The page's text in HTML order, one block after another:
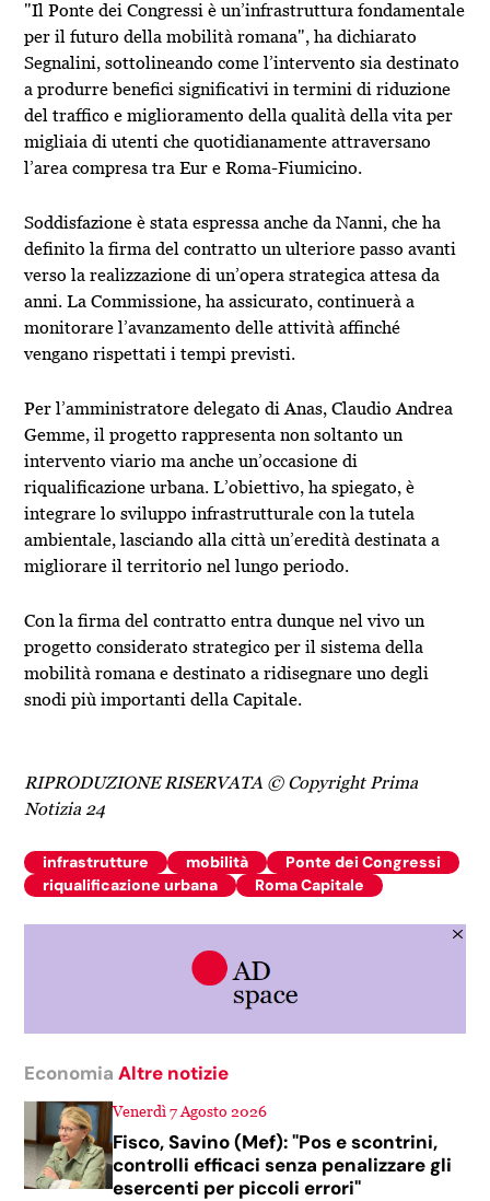
"Il Ponte dei Congressi è un’infrastruttura fondamentale
per il futuro della mobilità romana", ha dichiarato
Segnalini, sottolineando come l’intervento sia destinato
a produrre benefici significativi in termini di riduzione
del traffico e miglioramento della qualità della vita per
migliaia di utenti che quotidianamente attraversano
l’area compresa tra Eur e Roma-Fiumicino.
Soddisfazione è stata espressa anche da Nanni, che ha
definito la firma del contratto un ulteriore passo avanti
verso la realizzazione di un’opera strategica attesa da
anni. La Commissione, ha assicurato, continuerà a
monitorare l’avanzamento delle attività affinché
vengano rispettati i tempi previsti.
Per l’amministratore delegato di Anas, Claudio Andrea
Gemme, il progetto rappresenta non soltanto un
intervento viario ma anche un’occasione di
riqualificazione urbana. L’obiettivo, ha spiegato, è
integrare lo sviluppo infrastrutturale con la tutela
ambientale, lasciando alla città un’eredità destinata a
migliorare il territorio nel lungo periodo.
Con la firma del contratto entra dunque nel vivo un
progetto considerato strategico per il sistema della
mobilità romana e destinato a ridisegnare uno degli
snodi più importanti della Capitale.
RIPRODUZIONE RISERVATA © Copyright Prima
Notizia 24
infrastrutture mobilità
Ponte dei Congressi
riqualificazione urbana
Roma Capitale
EconomiaAltre notizie
Venerdì 7 Agosto 2026
Fisco, Savino (Mef): "Pos e scontrini,
controlli efficaci senza penalizzare gli
esercenti per piccoli errori"